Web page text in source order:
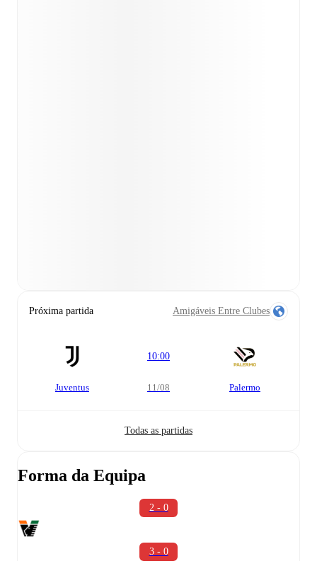
Próxima partida Amigáveis Entre Clubes
Juventus
10:00
11/08 Palermo
Todas as partidas
Forma da Equipa
2 - 0
3 - 0